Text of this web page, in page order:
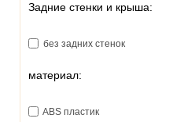
Задние стенки и крыша:
без задних стенок
материал:
ABS пластик